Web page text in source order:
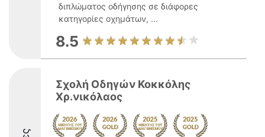
διπλώματος οδήγησης σε διάφορες
κατηγορίες οχημάτων, ...
8.5
Σχολή Οδηγών Κοκκόλης
Χρ.νικόλαος